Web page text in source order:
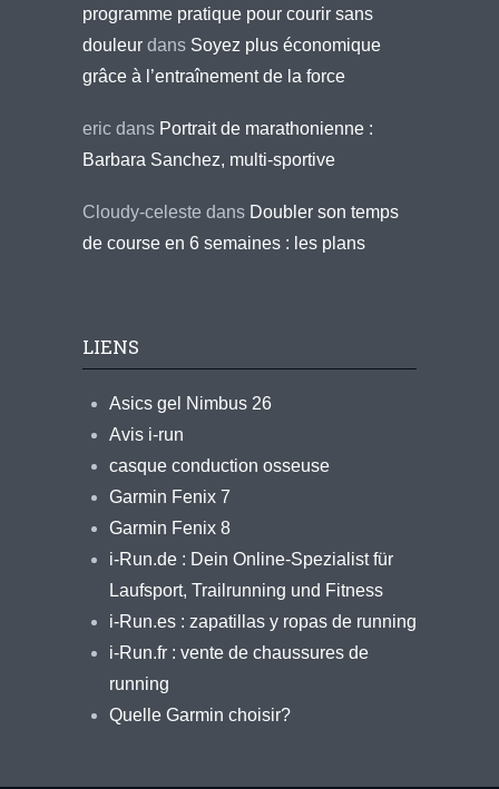
programme pratique pour courir sans
douleur dans Soyez plus économique
grâce à l’entraînement de la force
eric dans Portrait de marathonienne :
Barbara Sanchez, multi-sportive
Cloudy-celeste dans Doubler son temps
de course en 6 semaines : les plans
LIENS
Asics gel Nimbus 26
Avis i-run
casque conduction osseuse
Garmin Fenix 7
Garmin Fenix 8
i-Run.de : Dein Online-Spezialist für
Laufsport, Trailrunning und Fitness
i-Run.es : zapatillas y ropas de running
i-Run.fr : vente de chaussures de
running
Quelle Garmin choisir?